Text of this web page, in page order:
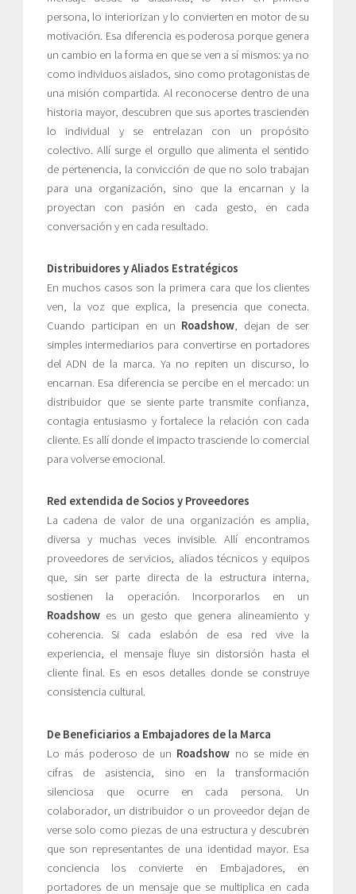
persona, lo interiorizan y lo convierten en motor de su
motivación. Esa diferencia es poderosa porque genera
un cambio en la forma en que se ven a sí mismos: ya no
como individuos aislados, sino como protagonistas de
una misión compartida. Al reconocerse dentro de una
historia mayor, descubren que sus aportes trascienden
lo individual y se entrelazan con un propósito
colectivo. Allí surge el orgullo que alimenta el sentido
de pertenencia, la convicción de que no solo trabajan
para una organización, sino que la encarnan y la
proyectan con pasión en cada gesto, en cada
conversación y en cada resultado.
Distribuidores y Aliados Estratégicos
En muchos casos son la primera cara que los clientes
ven, la voz que explica, la presencia que conecta.
Cuando participan en un Roadshow, dejan de ser
simples intermediarios para convertirse en portadores
del ADN de la marca. Ya no repiten un discurso, lo
encarnan. Esa diferencia se percibe en el mercado: un
distribuidor que se siente parte transmite confianza,
contagia entusiasmo y fortalece la relación con cada
cliente. Es allí donde el impacto trasciende lo comercial
para volverse emocional.
Red extendida de Socios y Proveedores
La cadena de valor de una organización es amplia,
diversa y muchas veces invisible. Allí encontramos
proveedores de servicios, aliados técnicos y equipos
que, sin ser parte directa de la estructura interna,
sostienen la operación. Incorporarlos en un
Roadshowes un gesto que genera alineamiento y
coherencia. Si cada eslabón de esa red vive la
experiencia, el mensaje fluye sin distorsión hasta el
cliente final. Es en esos detalles donde se construye
consistencia cultural.
De Beneficiarios a Embajadores de la Marca
Lo más poderoso de un Roadshow no se mide en
cifras de asistencia, sino en la transformación
silenciosa que ocurre en cada persona. Un
colaborador, un distribuidor o un proveedor dejan de
verse solo como piezas de una estructura y descubren
que son representantes de una identidad mayor. Esa
conciencia los convierte en Embajadores, en
portadores de un mensaje que se multiplica en cada